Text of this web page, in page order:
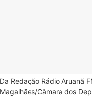
Da Redação Rádio Aruanã
Magalhães/Câmara dos